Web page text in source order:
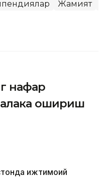
Жамият
нафар
ошириш
ижтимоий